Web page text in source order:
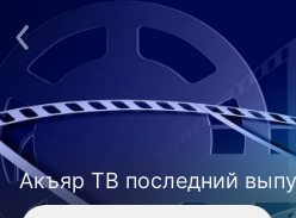
Акъяр ТВ последний
О сервисе
Пользовательское
Политика конфиденциальности
Открыть приложение
Ввести
Установить на ТВ
Бесплатные